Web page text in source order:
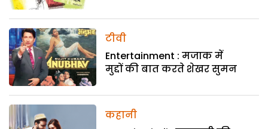
टीवी
Entertainment : मजाक में
मुद्दों की बात करते शेखर सुमन
कहानी